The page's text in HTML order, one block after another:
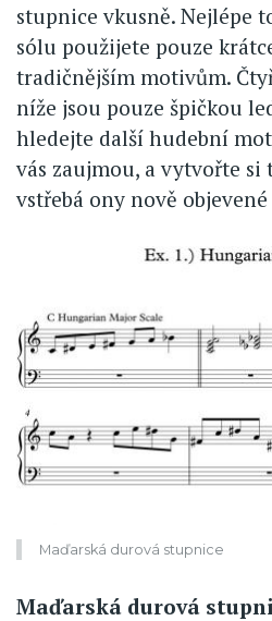
stupnice vkusně. Nejlépe
sólu použijete pouze
tradičnějším motivům.
níže jsou pouze špičkou
hledejte další hudební
vás zaujmou, a vytvořte si
vstřebá ony nově
Maďarská durová stupnice
Maďarská durová